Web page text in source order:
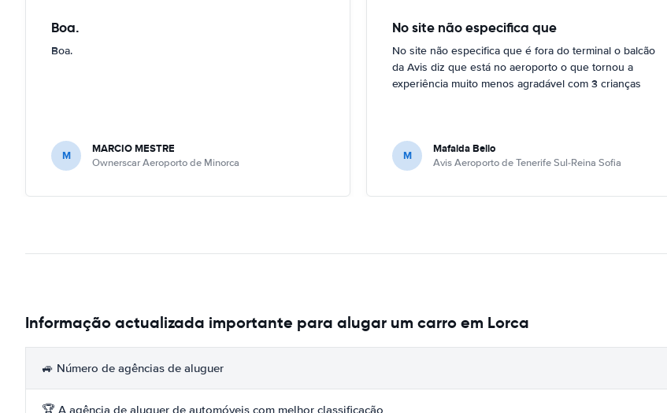
Boa.
Boa.
M MARCIO MESTRE
Ownerscar Aeroporto de Minorca
No site não especifica que
No site não especifica que é fora do terminal o balcão
da Avis diz que está no aeroporto o que tornou a
experiência muito menos agradável com 3 crianças
M Mafalda Bello
Avis Aeroporto de Tenerife Sul-Reina Sofia
Informação actualizada importante para alugar um carro em Lorca
🚙 Número de agências de aluguer
🏆 A agência de aluguer de automóveis com melhor classificação